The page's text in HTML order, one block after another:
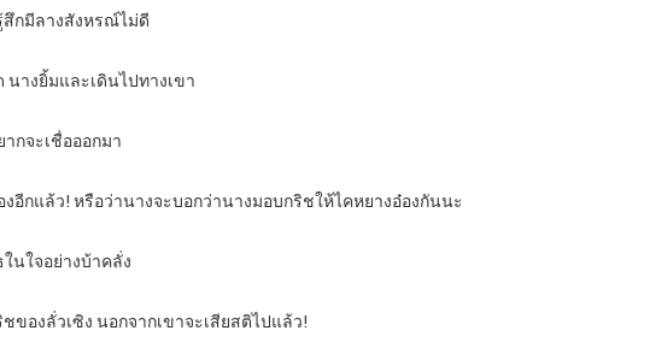
สึกมีลางสังหรณ์ไม่ดี
นางยิ้มและเดินไปทางเขา
กจะเชื่อออกมา
อีกแล้ว! หรือว่านางจะบอกว่านางมอบกริชให้ไคหยางอ๋องกันนะ
นใจอย่างบ้าคลั่ง
ของลั่วเซิง นอกจากเขาจะเสียสติไปแล้ว!